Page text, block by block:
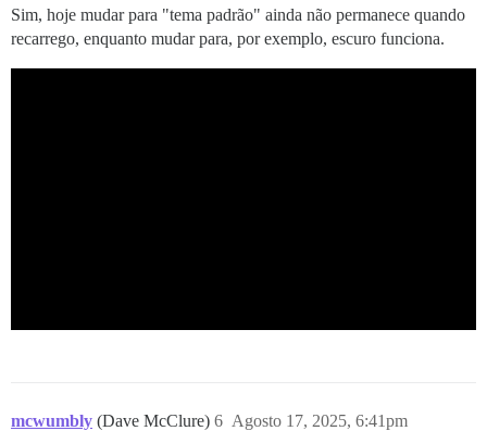
Sim, hoje mudar para "tema padrão" ainda não permanece quando
recarrego, enquanto mudar para, por exemplo, escuro funciona.
mcwumbly (Dave McClure) Agosto 17, 2025, 6:41pm
6